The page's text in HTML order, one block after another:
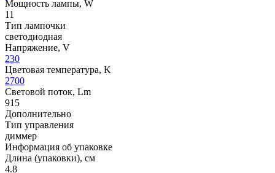
Мощность лампы, W
11
Тип лампочки
светодиодная
Напряжение, V
230
Цветовая температура, K
2700
Световой поток, Lm
915
Дополнительно
Тип управления
диммер
Информация об упаковке
Длина (упаковки), см
4.8